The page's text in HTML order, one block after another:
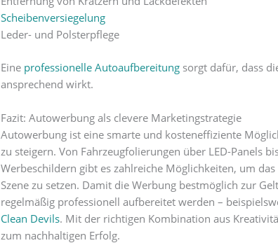
Scheibenversiegelung
Leder- und Polsterpflege
Eine professionelle Autoaufbereitung sorgt dafür, dass
ansprechend wirkt.
Fazit: Autowerbung als clevere Marketingstrategie
Autowerbung ist eine smarte und kosteneffiziente
zu steigern. Von Fahrzeugfolierungen über LED-Panels
Werbeschildern gibt es zahlreiche Möglichkeiten, um
Szene zu setzen. Damit die Werbung bestmöglich zur
regelmäßig professionell aufbereitet werden –
Clean Devils. Mit der richtigen Kombination aus
zum nachhaltigen Erfolg.